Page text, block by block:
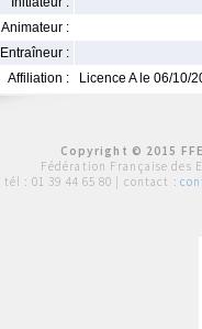
Animateur :
Entraîneur :
Affiliation :
Licence A le 06/10/
Copyright © 2015
Fédération Française des
tél : 01 39 44 65 80 | contact :